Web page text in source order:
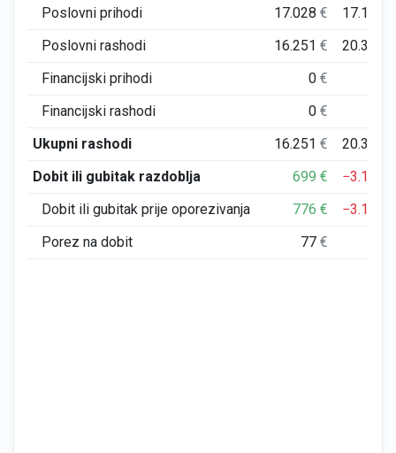
Poslovni prihodi 17.028€ 17.199
Poslovni rashodi
16.251€ 20.309
Financijski prihodi
0€
Financijski rashodi
0€
Ukupni rashodi
16.251€ 20.310
Dobit ili gubitak razdoblja
699€ −3.110
Dobit ili gubitak prije oporezivanja
776€ −3.110
Porez na dobit
77€